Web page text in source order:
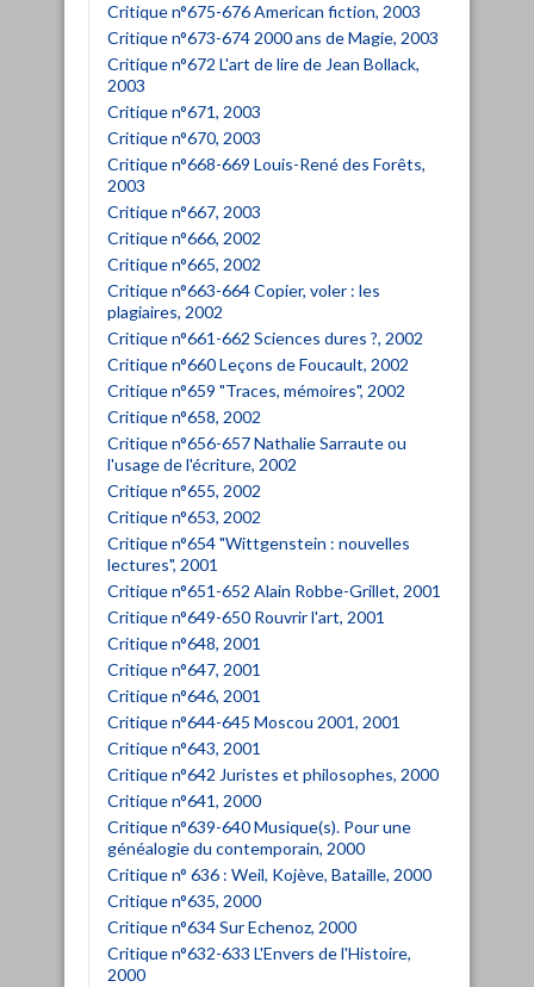
Critique n°675-676 American fiction, 2003
Critique n°673-674 2000 ans de Magie, 2003
Critique n°672 L'art de lire de Jean Bollack,
2003
Critique n°671, 2003
Critique n°670, 2003
Critique n°668-669 Louis-René des Forêts,
2003
Critique n°667, 2003
Critique n°666, 2002
Critique n°665, 2002
Critique n°663-664 Copier, voler : les
plagiaires, 2002
Critique n°661-662 Sciences dures ?, 2002
Critique n°660 Leçons de Foucault, 2002
Critique n°659 "Traces, mémoires", 2002
Critique n°658, 2002
Critique n°656-657 Nathalie Sarraute ou
l'usage de l'écriture, 2002
Critique n°655, 2002
Critique n°653, 2002
Critique n°654 "Wittgenstein : nouvelles
lectures", 2001
Critique n°651-652 Alain Robbe-Grillet, 2001
Critique n°649-650 Rouvrir l'art, 2001
Critique n°648, 2001
Critique n°647, 2001
Critique n°646, 2001
Critique n°644-645 Moscou 2001, 2001
Critique n°643, 2001
Critique n°642 Juristes et philosophes, 2000
Critique n°641, 2000
Critique n°639-640 Musique(s). Pour une
généalogie du contemporain, 2000
Critique n° 636 : Weil, Kojève, Bataille, 2000
Critique n°635, 2000
Critique n°634 Sur Echenoz, 2000
Critique n°632-633 L'Envers de l'Histoire,
2000